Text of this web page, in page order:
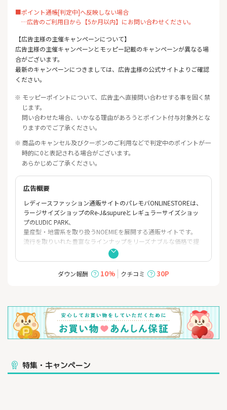
■ポイント通帳[判定中]へ反映しない場合
…広告のご利用日から【5か月以内】にお問い合わせください。
【広告主様の主催キャンペーンについて】
広告主様の主催キャンペーンとモッピー記載のキャンペーンが異なる場
合がございます。
最新のキャンペーンにつきましては、広告主様の公式サイトよりご確認
ください。
※ モッピーポイントについて、広告主へ直接問い合わせする事を固く禁
じます。
問い合わせた場合、いかなる理由があろうとポイント付与対象外とな
りますのでご了承ください。
※ 商品のキャンセル及びクーポンのご利用などで判定中のポイントが一
時的に0と表記される場合がございます。
あらかじめご了承ください。
広告概要
レディースファッション通販サイトのパレモバONLINESTOREは、
ラージサイズショップのRe-J&supureとレギュラーサイズショッ
プのLUDIC PARK、
量産型・地雷系を取り扱うNOEMIEを展開する通販サイトです。
流行を取りいれた豊富なラインナップをリーズナブルな価格で提
ダウン報酬 10% クチコミ 30P
特集・キャンペーン